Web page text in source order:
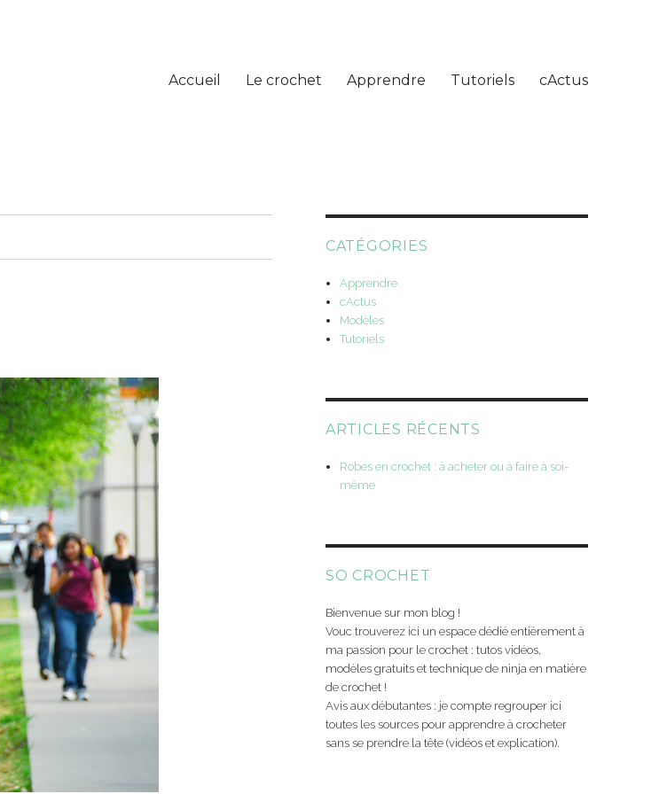
Accueil Le crochet Apprendre Tutoriels cActus
CATÉGORIES
Apprendre
cActus
Modèles
Tutoriels
ARTICLES RÉCENTS
Robes en crochet : à acheter ou à faire à soi-
même
SO CROCHET
Bienvenue sur mon blog !
Vouc trouverez ici un espace dédié entièrement à
ma passion pour le crochet : tutos vidéos,
modèles gratuits et technique de ninja en matière
de crochet !
Avis aux débutantes : je compte regrouper ici
toutes les sources pour apprendre à crocheter
sans se prendre la tête (vidéos et explication).